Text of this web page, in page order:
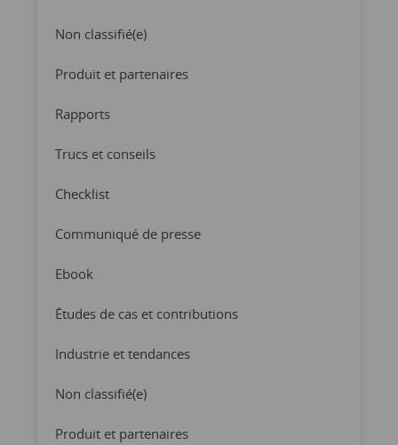
Non classifié(e)
Produit et partenaires
Rapports
Trucs et conseils
Checklist
Communiqué de presse
Ebook
Études de cas et contributions
Industrie et tendances
Non classifié(e)
Produit et partenaires